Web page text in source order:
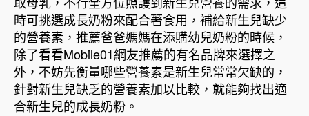
時可挑選成長奶粉來配合著食用，補給新生兒缺少
的營養素，推薦爸爸媽媽在添購幼兒奶粉的時候，
除了看看Mobile01網友推薦的有名品牌來選擇之
外，不妨先衡量哪些營養素是新生兒常常欠缺的，
針對新生兒缺乏的營養素加以比較，就能夠找出適
合新生兒的成長奶粉。